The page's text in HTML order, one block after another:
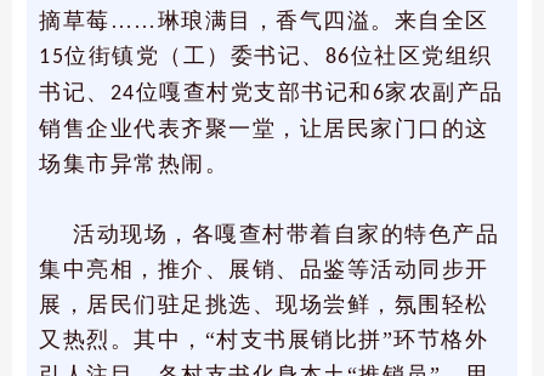
摘草莓……琳琅满目，香气四溢。来自全区
15位街镇党（工）委书记、 86位社区党组织
书记、 24位嘎查村党支部书记和 6家农副产品
销售企业代表齐聚一堂，让居民家门口的这
场集市异常热闹。
活动现场，各嘎查村带着自家的特色产品
集中亮相，推介、展销、品鉴等活动同步开
展，居民们驻足挑选、现场尝鲜，氛围轻松
又热烈。其中，“村支书展销比拼”环节格外